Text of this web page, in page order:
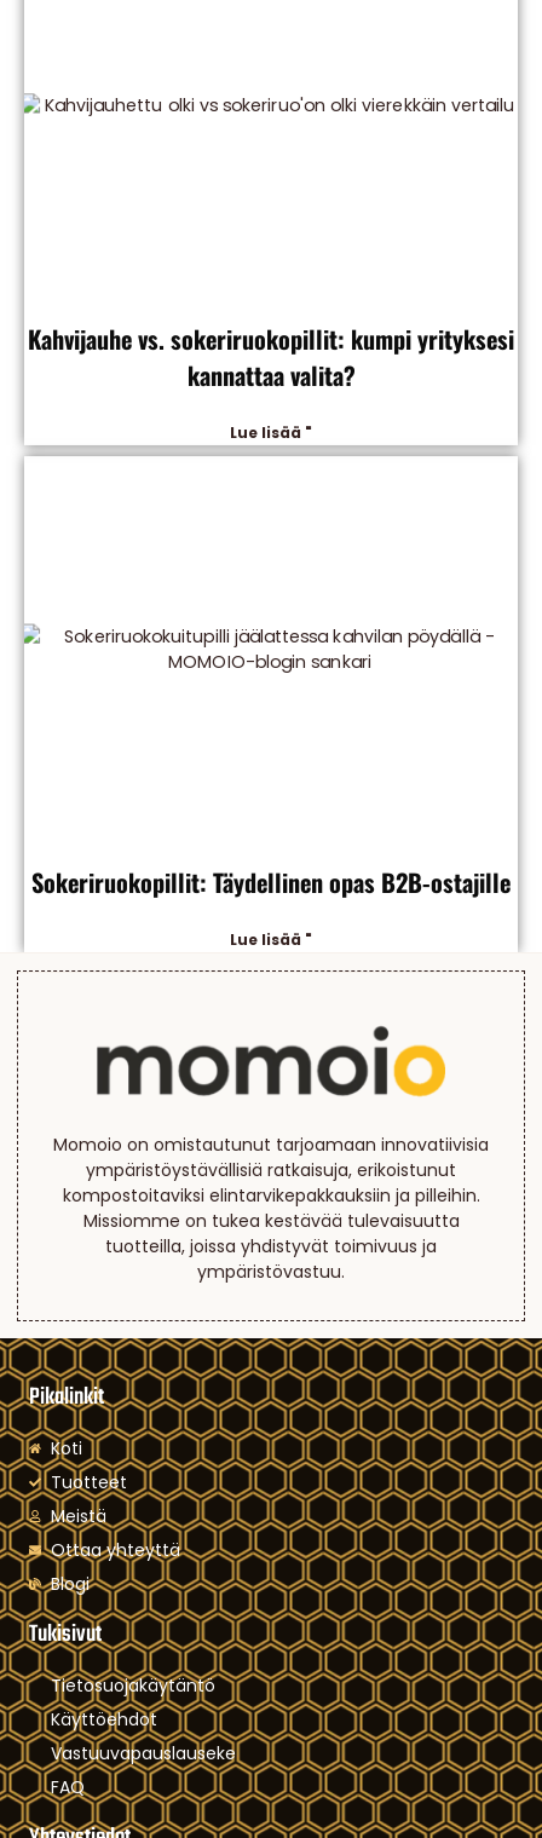
Kahvijauhe vs. sokeriruokopillit: kumpi yrityksesi
kannattaa valita?
Lue lisää "
Sokeriruokopillit: Täydellinen opas B2B-ostajille
Lue lisää "
Momoio on omistautunut tarjoamaan innovatiivisia
ympäristöystävällisiä ratkaisuja, erikoistunut
kompostoitaviksi elintarvikepakkauksiin ja pilleihin.
Missiomme on tukea kestävää tulevaisuutta
tuotteilla, joissa yhdistyvät toimivuus ja
ympäristövastuu.
Pikalinkit
Koti
Tuotteet
Meistä
Ottaa yhteyttä
Blogi
Tukisivut
Tietosuojakäytäntö
Käyttöehdot
Vastuuvapauslauseke
FAQ